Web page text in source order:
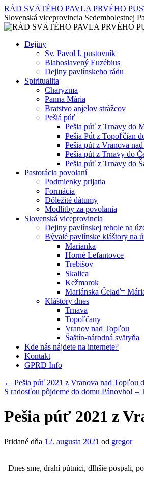
RÁD SVÄTÉHO PAVLA PRVÉHO
Slovenská viceprovincia Sedembolestnej
PreskočiťDejiny
Sv. Pavol I. pustovník
Blahoslavený Euzébius
Dejiny pavlínskeho rádu
Spiritualita
Charyzma
Panna Mária
Bratstvo anjelov strážcov
Pešiá púť
Pešia púť z Trnavy do
Pešia Pút z Topoľčian
Pešia pút z Vranova
Pešia pút z Trnavy do
Pešia púť z Trnavy do
Pastorácia povolaní
Podmienky prijatia
Formácia
Dôležité dátumy
Modlitby za povolania
Slovenská viceprovincia
Dejiny pavlínskej rehole na
Bývalé pavlínske kláštory na
Marianka
Horné Lefantovce
Trebišov
Skalica
Kežmarok
Mariánska Čelaď=
Kláštory dnes
Trnava
Topoľčany
Vranov nad Topľou
Šaštín-národná svätyňa
Kde nás nájdete na internete?
Kontakt
GPRD Info
← Pešia púť 2021 z Vranova nad Topľou
S radosťou pôjdeme do domu Pánovho! –
Pešia púť 2021 z
Pridané dňa 12. augusta 2021 od gregor
Dnes sme, drahí pútnici, dlhšie pospali,